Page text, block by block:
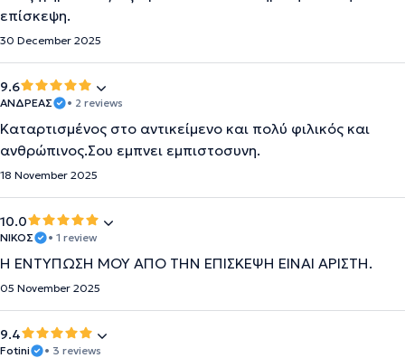
επίσκεψη.
30 December 2025
9.6
ΑΝΔΡΕΑΣ • 2 reviews
Καταρτισμένος στο αντικείμενο και πολύ φιλικός και
ανθρώπινος.Σου εμπνει εμπιστοσυνη.
18 November 2025
10.0
ΝΙΚΟΣ • 1 review
Η ΕΝΤΥΠΩΣΗ ΜΟΥ ΑΠΟ ΤΗΝ ΕΠΙΣΚΕΨΗ ΕΙΝΑΙ ΑΡΙΣΤΗ.
05 November 2025
9.4
Fotini • 3 reviews